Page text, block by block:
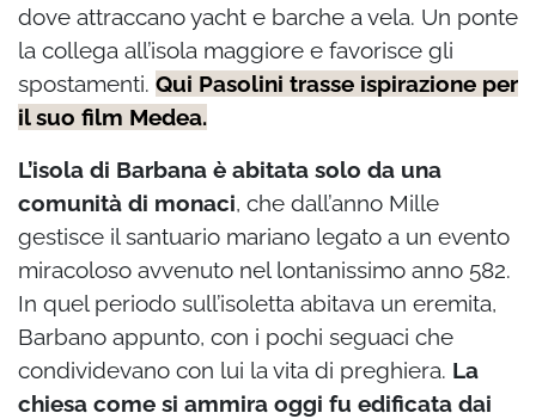
dove attraccano yacht e barche a vela. Un ponte
la collega all’isola maggiore e favorisce gli
spostamenti. Qui Pasolini trasse ispirazione per
il suo film Medea.
L’isola di Barbana è abitata solo da una
comunità di monaci, che dall’anno Mille
gestisce il santuario mariano legato a un evento
miracoloso avvenuto nel lontanissimo anno 582.
In quel periodo sull’isoletta abitava un eremita,
Barbano appunto, con i pochi seguaci che
condividevano con lui la vita di preghiera. La
chiesa come si ammira oggi fu edificata dai